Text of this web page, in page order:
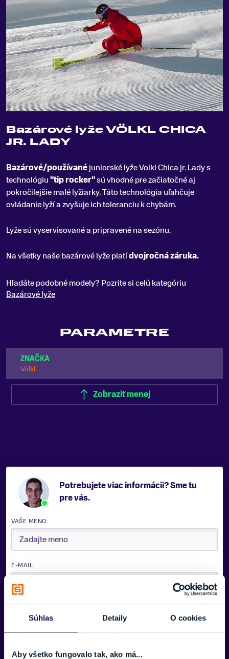
Súhlas Detaily O cookies
Aby všetko fungovalo tak, ako má...
Bazárové lyže VÖLKL CHICA
JR. LADY
Bazárové/používanéjuniorské lyže Volkl Chica jr.Lady s
technológiu"tip rocker"sú vhodné pre začiatočné aj
pokročilejšie malé lyžiarky. Táto technológia uľahčuje
ovládanie lyží a zvyšuje ich toleranciu k chybám.
Lyže sú vyservisované a pripravené na sezónu.
Na všetky naše bazárové lyže platídvojročná záruka.
Hľadáte podobné modely? Pozrite si celú kategóriu
Bazárové lyže
PARAMETRE
ZNAČKA
Völkl
Zobraziť menej
Potrebujete viac informácii? Sme tu
pre vás.
VAŠE MENO:
E-MAIL:
SPRÁVA: